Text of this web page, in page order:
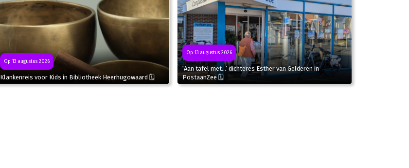
Op 13 augustus 2026
Klankenreis voor Kids in Bibliotheek Heerhugowaard 🗓
Op 13 augustus 2026
‘Aan tafel met…’ dichteres Esther van Gelderen in
PostaanZee 🗓